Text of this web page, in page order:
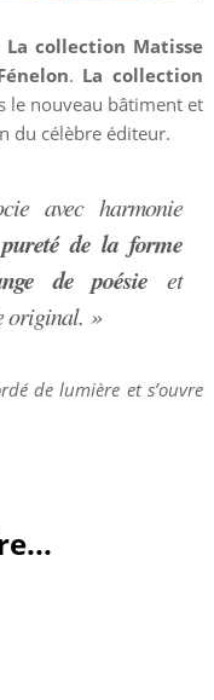
La collection Matisse
. La collection
le nouveau bâtiment et
du célèbre éditeur.
avec harmonie
de la forme
de poésie et
original. »
de lumière et s’ouvre